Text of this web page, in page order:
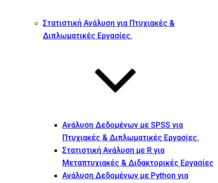
Στατιστική Ανάλυση για Πτυχιακές &
Διπλωματικές Εργασίες.
Ανάλυση Δεδομένων με SPSS για
Πτυχιακές & Διπλωματικές Εργασίες.
Στατιστική Ανάλυση με R για
Μεταπτυχιακές & Διδακτορικές Εργασίες
Ανάλυση Δεδομένων με Python για